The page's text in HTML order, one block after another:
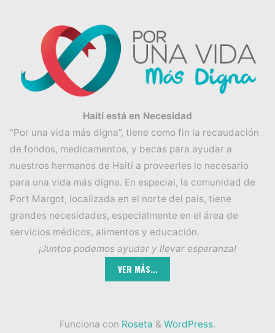
Haití está en Necesidad
“Por una vida más digna”, tiene como fin la recaudación
de fondos, medicamentos, y becas para ayudar a
nuestros hermanos de Haití a proveerles lo necesario
para una vida más digna. En especial, la comunidad de
Port Margot, localizada en el norte del país, tiene
grandes necesidades, especialmente en el área de
servicios médicos, alimentos y educación.
¡Juntos podemos ayudar y llevar esperanza!
Funciona con Roseta & WordPress.